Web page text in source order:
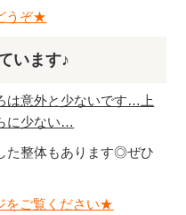
うぞ★
います♪
は意外と少ないです…上
に少ない…
た整体もあります◎ぜひ
をご覧ください★